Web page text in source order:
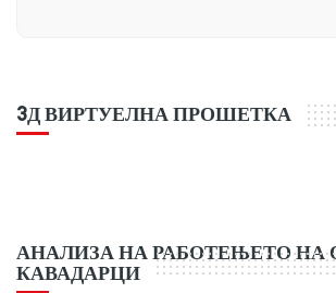
3Д ВИРТУЕЛНА ПРОШЕТКА
АНАЛИЗА НА РАБОТЕЊЕТО
КАВАДАРЦИ